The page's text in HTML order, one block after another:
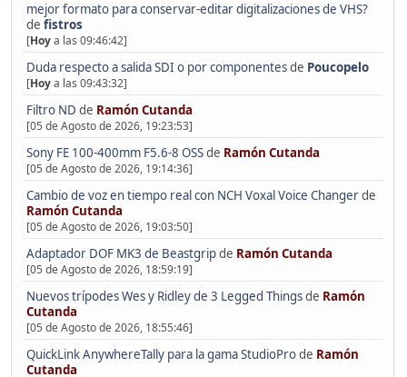
mejor formato para conservar-editar digitalizaciones de VHS?
de fistros
[Hoya las 09:46:42]
Duda respecto a salida SDI o por componentesde Poucopelo
[Hoya las 09:43:32]
Filtro ND de Ramón Cutanda
[05 de Agosto de 2026, 19:23:53]
Sony FE 100-400mm F5.6-8 OSSde Ramón Cutanda
[05 de Agosto de 2026, 19:14:36]
Cambio de voz en tiempo real con NCH Voxal Voice Changerde
Ramón Cutanda
[05 de Agosto de 2026, 19:03:50]
Adaptador DOF MK3 de Beastgripde Ramón Cutanda
[05 de Agosto de 2026, 18:59:19]
Nuevos trípodes Wes y Ridley de 3 Legged Thingsde Ramón
Cutanda
[05 de Agosto de 2026, 18:55:46]
QuickLink AnywhereTally para la gama StudioProde Ramón
Cutanda